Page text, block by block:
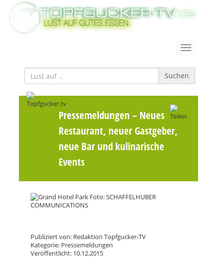
Suchen
Pressemeldungen – Neues
Restaurant, neuer Gastgeber,
neue Bar und kulinarische
Events
Publiziert von: Redaktion Topfgucker-TV
Kategorie: Pressemeldungen
Veröffentlicht: 10.12.2015